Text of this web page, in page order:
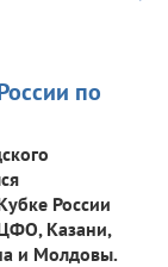
по
России
Казани,
и Молдовы.